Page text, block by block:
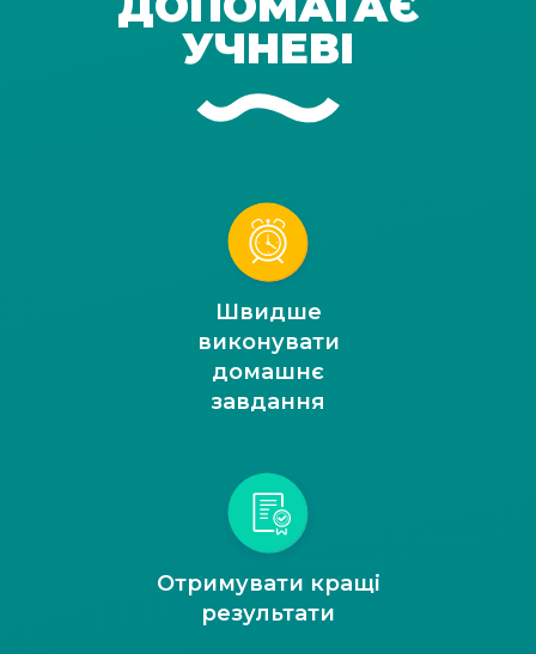
УЧНЕВІ
Швидше
виконувати
домашнє
завдання
Отримувати кращі
результати